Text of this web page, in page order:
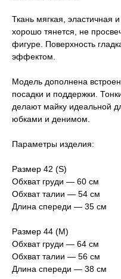
Ткань мягкая, эластичная
хорошо тянется, не
фигуре. Поверхность
эффектом.
Модель дополнена
посадки и поддержки.
делают майку идеальной
юбками и денимом.
Параметры изделия:
Размер 42 (S)
Обхват груди — 60 см
Обхват талии — 54 см
Длина спереди — 35 см
Размер 44 (M)
Обхват груди — 64 см
Обхват талии — 56 см
Длина спереди — 38 см